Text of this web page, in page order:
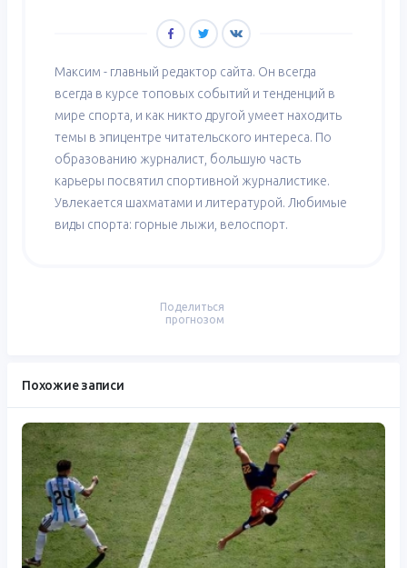
Максим - главный редактор сайта. Он всегда
всегда в курсе топовых событий и тенденций в
мире спорта, и как никто другой умеет находить
темы в эпицентре читательского интереса. По
образованию журналист, большую часть
карьеры посвятил спортивной журналистике.
Увлекается шахматами и литературой. Любимые
виды спорта: горные лыжи, велоспорт.
Поделиться
прогнозом
Похожие записи